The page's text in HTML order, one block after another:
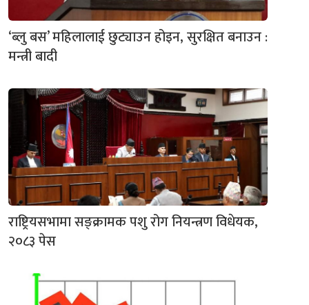
‘ब्लु बस’ महिलालाई छुट्याउन होइन, सुरक्षित बनाउन :
मन्त्री बादी
राष्ट्रियसभामा सङ्क्रामक पशु रोग नियन्त्रण विधेयक,
२०८३ पेस